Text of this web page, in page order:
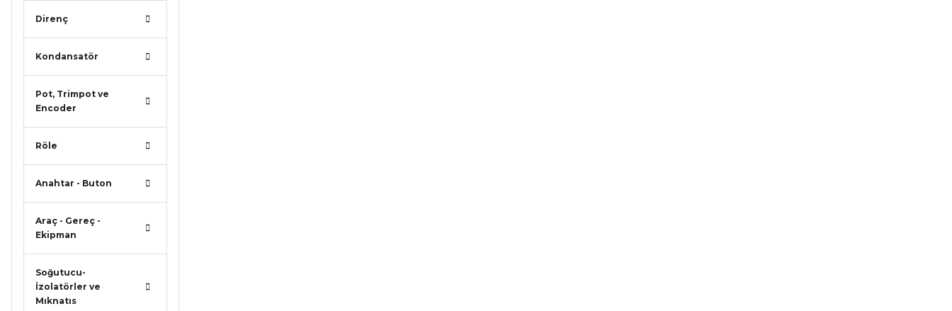
Direnç
Kondansatör
Pot, Trimpot ve
Encoder
Röle
Anahtar - Buton
Araç - Gereç -
Ekipman
Soğutucu-
İzolatörler ve
Mıknatıs